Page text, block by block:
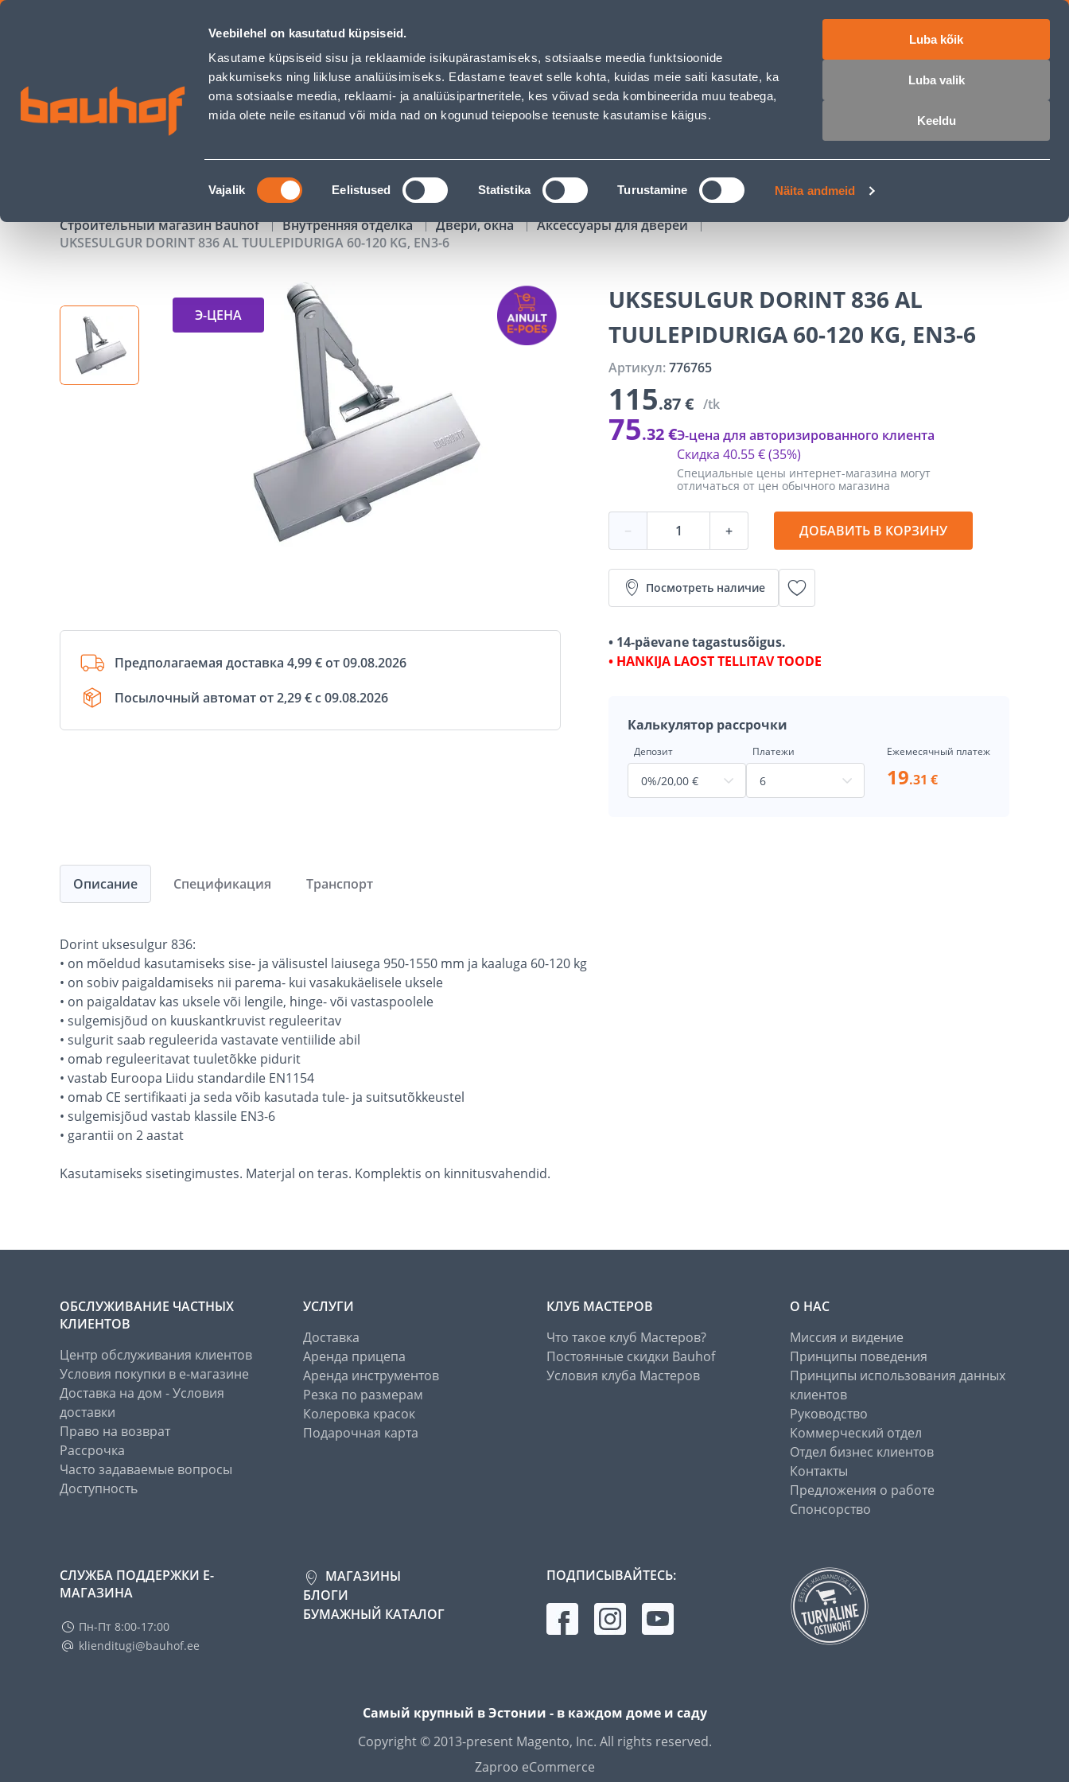
Veebilehel on kasutatud küpsiseid.
Kasutame küpsiseid sisu ja reklaamide isikupärastamiseks, sotsiaalse meedia funktsioonide
pakkumiseks ning liikluse analüüsimiseks. Edastame teavet selle kohta, kuidas meie saiti kasutate, ka
oma sotsiaalse meedia, reklaami- ja analüüsipartneritele, kes võivad seda kombineerida muu teabega,
mida olete neile esitanud või mida nad on kogunud teiepoolse teenuste kasutamise käigus.
Nõusoleku
valik
Vajalik Eelistused Statistika Turustamine Näita andmeid
Luba kõik
Luba valik
Keeldu
UKSESULGUR DORINT 836 AL TUULEPIDURIGA 60-120 KG, EN3-6 - Bauhof has loaded
Обслуживание бизнес-клиентов Обслуживание частных клиентов Услуги Предложения о работе
ПОИСК
АКЦИИ КАТАЛОГИ АРЕНДА ИНСТРУМЕНТОВ РАССРОЧКА
Строительный магазин Bauhof Внутренняя отделка Двери, окна
Аксессуары для дверей
UKSESULGUR DORINT 836 AL TUULEPIDURIGA 60-120 KG, EN3-6
Э-ЦЕНА
Предполагаемая доставка 4,99 € от 09.08.2026
Посылочный автомат от 2,29 € с 09.08.2026
UKSESULGUR DORINT 836 AL
TUULEPIDURIGA 60-120 KG, EN3-6
Артикул:776765
115.87 € /tk
75.32 €
Специальные цены интернет-магазина могут
отличаться от цен обычного магазина
Скидка 40.55 €(35%)
Э-цена для авторизированного клиента
− + ДОБАВИТЬ В КОРЗИНУ
Посмотреть наличие
• 14-päevane tagastusõigus.
• HANKIJA LAOST TELLITAV TOODE
Калькулятор рассрочки
Депозит Платежи Ежемесячный платеж
19.31 €
Описание
Dorint uksesulgur 836:
• on mõeldud kasutamiseks sise- ja välisustel laiusega 950-1550 mm ja kaaluga 60-120 kg
• on sobiv paigaldamiseks nii parema- kui vasakukäelisele uksele
• on paigaldatav kas uksele või lengile, hinge- või vastaspoolele
• sulgemisjõud on kuuskantkruvist reguleeritav
• sulgurit saab reguleerida vastavate ventiilide abil
• omab reguleeritavat tuuletõkke pidurit
• vastab Euroopa Liidu standardile EN1154
• omab CE sertifikaati ja seda võib kasutada tule- ja suitsutõkkeustel
• sulgemisjõud vastab klassile EN3-6
• garantii on 2 aastat
Kasutamiseks sisetingimustes. Materjal on teras. Komplektis on kinnitusvahendid.
Спецификация Транспорт
ОБСЛУЖИВАНИЕ ЧАСТНЫХ
КЛИЕНТОВ
Центр обслуживания клиентов
Условия покупки в е-магазине
Доставка на дом - Условия
доставки
Право на возврат
Рассрочка
Часто задаваемые вопросы
Доступность
УСЛУГИ
Доставка
Аренда прицепа
Аренда инструментов
Резка по размерам
Колеровка красок
Подарочная карта
КЛУБ МАСТЕРОВ
Что такое клуб Мастеров?
Постоянные скидки Bauhof
Условия клуба Мастеров
О НАС
Миссия и видение
Принципы поведения
Принципы использования данных
клиентов
Руководство
Коммерческий отдел
Отдел бизнес клиентов
Контакты
Предложения о работе
Спонсорство
СЛУЖБА ПОДДЕРЖКИ Е-
МАГАЗИНА
Пн-Пт 8:00-17:00
klienditugi@bauhof.ee
МАГАЗИНЫ
БЛОГИ
БУМАЖНЫЙ КАТАЛОГ
ПОДПИСЫВАЙТЕСЬ:
Самый крупный в Эстонии - в каждом доме и саду
Copyright © 2013-present Magento, Inc. All rights reserved.
Zaproo eCommerce